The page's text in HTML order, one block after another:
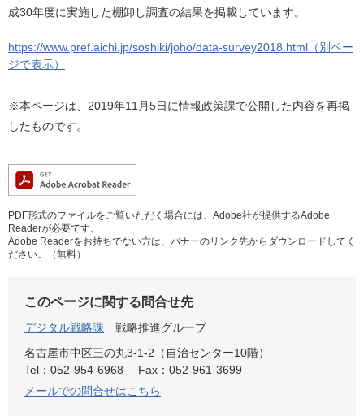
成30年度に実施した棚卸し調査の結果を掲載しています。
https://www.pref.aichi.jp/soshiki/joho/data-survey2018.html（別ペー
ジで表示）
※本ページは、2019年11月5日に情報政策課で公開した内容を再掲
したものです。
PDF形式のファイルをご覧いただく場合には、Adobe社が提供するAdobe
Readerが必要です。
Adobe Readerをお持ちでない方は、バナーのリンク先からダウンロードしてく
ださい。（無料）
このページに関する問合せ先
デジタル戦略課
戦略推進グループ
名古屋市中区三の丸3-1-2（自治センター10階）
Tel：052-954-6968
Fax：052-961-3699
メールでの問合せはこちら